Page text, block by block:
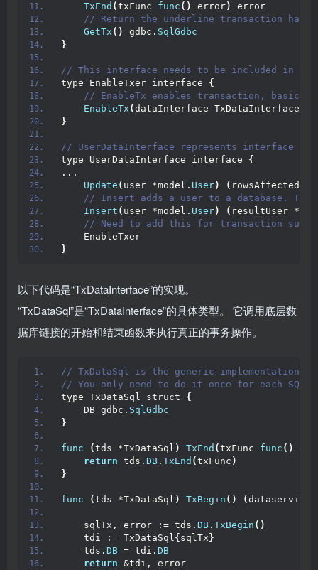
TxEnd (txFunc func () error)
error
// Return the underline transaction
GetTx () gdbc. SqlGdbc
}
// This interface needs to be included in
type EnableTxer interface {
// EnableTx enables transaction,
EnableTx (dataInterface TxDataInterface
}
// UserDataInterface represents interface for
type UserDataInterface interface {
...
Update ( user *model. User) ( rowsAffected
// Insert adds a user to a database. The
Insert ( user *model. User) ( resultUser
// Need to add this for transaction
    EnableTxer
}
以下代码是“TxDataInterface”的实现。
“TxDataSql”是“TxDataInterface”的具体类型。 它调用底层数
据库链接的开始和结束函数来执行真正的事务操作。
// TxDataSql is the generic implementation
// You only need to do it once for each SQL
type TxDataSql struct {
    DB gdbc.
SqlGdbc
}
func (tds *TxDataSql ) TxEnd (txFunc func ()
return tds. DB . TxEnd (txFunc )
}
func (tds *TxDataSql ) TxBegin () (dataservice.
    sqlTx, error := tds.
DB . TxBegin ()
    tdi := TxDataSql
{ sqlTx }
    tds.
DB = tdi. DB
return &tdi, error